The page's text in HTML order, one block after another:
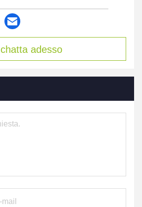
chatta adesso